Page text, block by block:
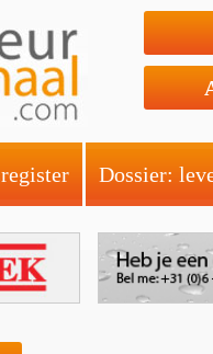
Dossier: